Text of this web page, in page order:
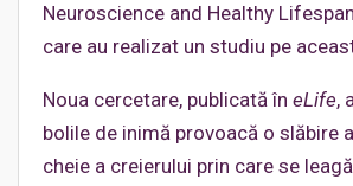
Neuroscience and Healthy
care au realizat un studiu pe
Noua cercetare, publicată în eLife,
bolile de inimă provoacă o slăbire
cheie a creierului prin care se